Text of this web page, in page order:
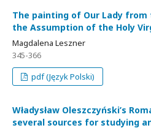
The painting of Our Lady
the Assumption of the Holy
Magdalena Leszner
345-366
pdf (Język Polski)
Władysław Oleszczyński’s
several sources for studying